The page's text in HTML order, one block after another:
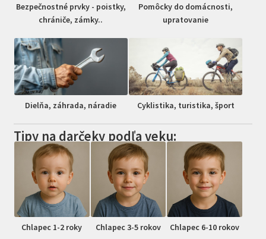
Bezpečnostné prvky - poistky,
chrániče, zámky..
Pomôcky do domácnosti,
upratovanie
Dielňa, záhrada, náradie Cyklistika, turistika, šport
Tipy na darčeky podľa veku:
Chlapec 1-2 roky Chlapec 3-5 rokov Chlapec 6-10 rokov